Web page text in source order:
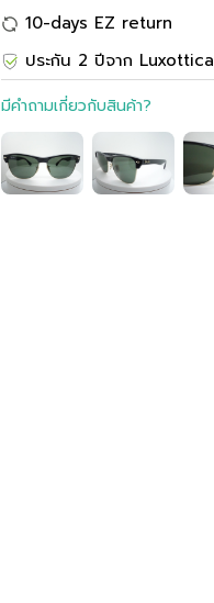
10-days EZ return
ประกัน 2 ปีจาก Luxottica
มีคำถามเกี่ยวกับสินค้า?